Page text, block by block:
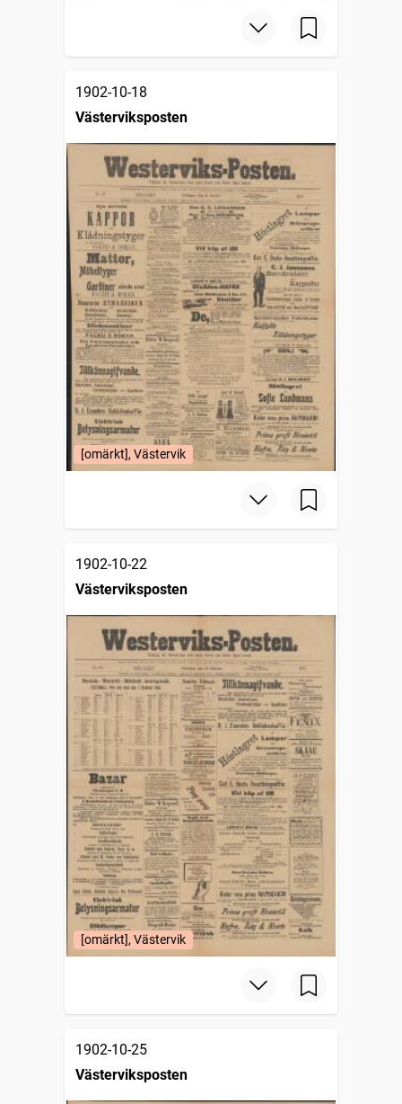
1902-10-18
Västerviksposten
[omärkt], Västervik
1902-10-22
Västerviksposten
[omärkt], Västervik
1902-10-25
Västerviksposten